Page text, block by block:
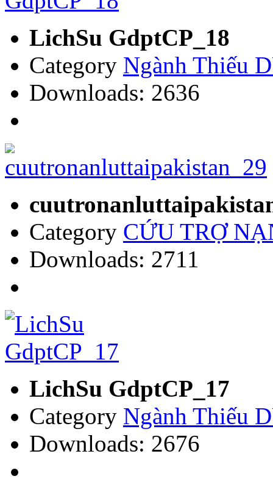
LichSu GdptCP_18
Category Ngành Thiếu
Downloads: 2636
Category CỨU TRỢ
Downloads: 2711
LichSu GdptCP_17
Category Ngành Thiếu
Downloads: 2676